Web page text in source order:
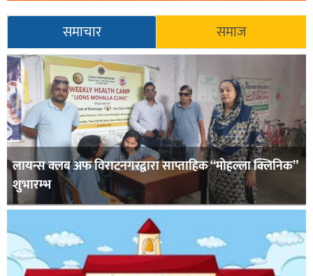
समाचार समाज
लायन्स क्लब अफ विराटनगरद्वारा साप्ताहिक “मोहल्ला क्लिनिक”
शुभारम्भ